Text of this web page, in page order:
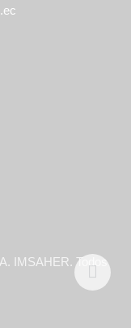
IMSAHER. Todos